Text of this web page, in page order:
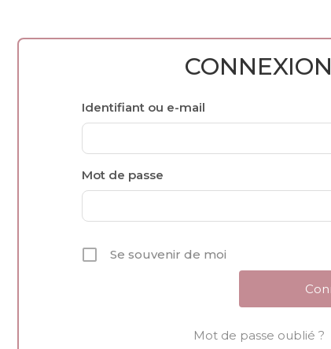
CONNEXION
Identifiant ou e-mail
Mot de passe
Se souvenir de moi
Mot de passe oublié ?